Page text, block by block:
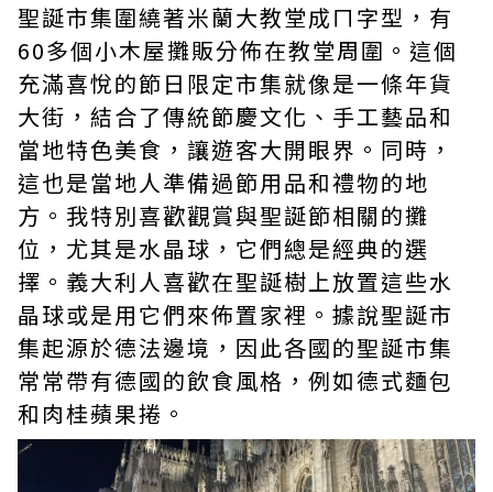
聖誕市集圍繞著米蘭大教堂成ㄇ字型，有
60多個小木屋攤販分佈在教堂周圍。這個
充滿喜悅的節日限定市集就像是一條年貨
大街，結合了傳統節慶文化、手工藝品和
當地特色美食，讓遊客大開眼界。同時，
這也是當地人準備過節用品和禮物的地
方。我特別喜歡觀賞與聖誕節相關的攤
位，尤其是水晶球，它們總是經典的選
擇。義大利人喜歡在聖誕樹上放置這些水
晶球或是用它們來佈置家裡。據說聖誕市
集起源於德法邊境，因此各國的聖誕市集
常常帶有德國的飲食風格，例如德式麵包
和肉桂蘋果捲。